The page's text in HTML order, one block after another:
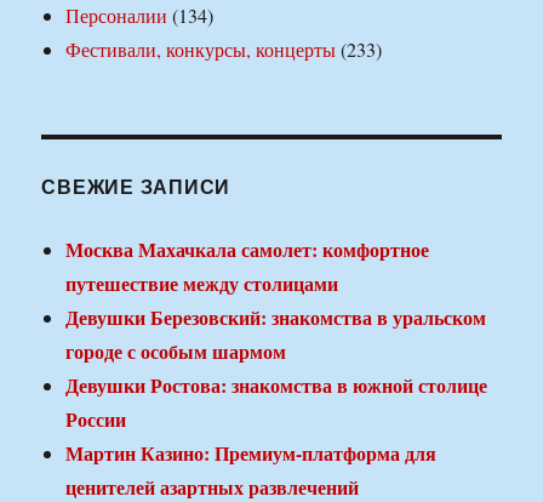
Персоналии (134)
Фестивали, конкурсы, концерты(233)
СВЕЖИЕ ЗАПИСИ
Москва Махачкала самолет: комфортное
путешествие между столицами
Девушки Березовский: знакомства в уральском
городе с особым шармом
Девушки Ростова: знакомства в южной столице
России
Мартин Казино: Премиум-платформа для
ценителей азартных развлечений